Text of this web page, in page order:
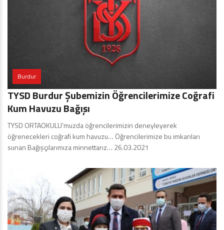
Burdur
TYSD Burdur Şubemizin Öğrencilerimize Coğrafi
Kum Havuzu Bağışı
TYSD ORTAOKULU’muzda öğrencilerimizin deneyleyerek
öğrenecekleri coğrafi kum havuzu… Öğrencilerimize bu imkanları
sunan Bağışçılarımıza minnettarız… 26.03.2021